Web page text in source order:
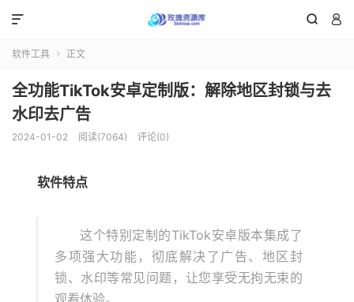
 

软件工具  正文
全功能TikTok安卓定制版：解除地区封锁与去
水印去广告
2024-01-02 阅读(7064) 评论(0)
软件特点
这个特别定制的TikTok安卓版本集成了
多项强大功能，彻底解决了广告、地区封
锁、水印等常见问题，让您享受无拘无束的
观看体验。